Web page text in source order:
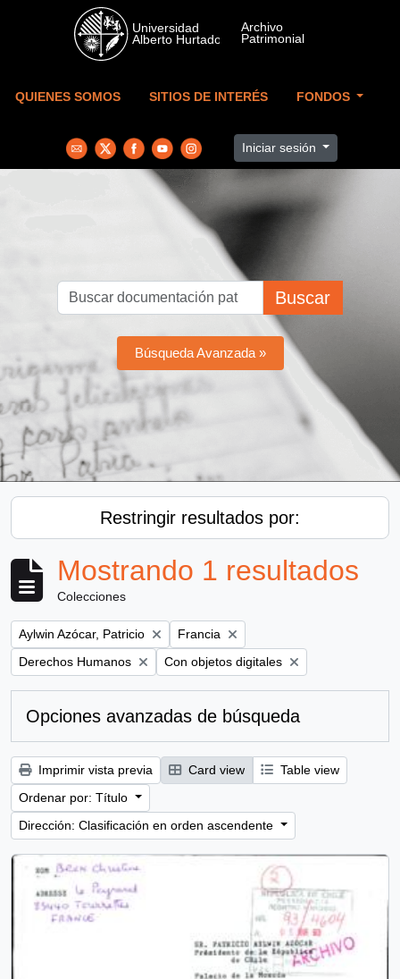
Skip to main content
QUIENES SOMOS SITIOS DE INTERÉS FONDOS
Iniciar sesión
Buscar
Búsqueda Avanzada »
Restringir resultados por:
Mostrando 1 resultados
Colecciones
Remove filter:
Aylwin Azócar, Patricio Remove filter:
Francia
Remove filter:
Derechos Humanos Remove filter:
Con objetos digitales
Opciones avanzadas de búsqueda
Imprimir vista previa Card view
Table view
Ordenar por: Título
Dirección: Clasificación en orden ascendente